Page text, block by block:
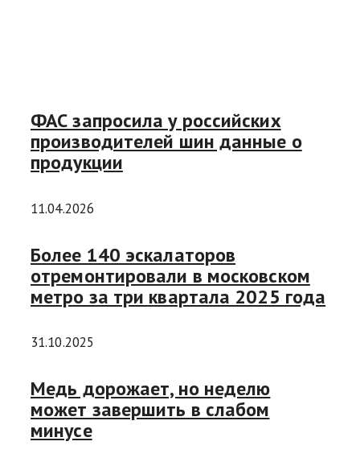
ФАС запросила у российских
производителей шин данные о
продукции
11.04.2026
Более 140 эскалаторов
отремонтировали в московском
метро за три квартала 2025 года
31.10.2025
Медь дорожает, но неделю
может завершить в слабом
минусе